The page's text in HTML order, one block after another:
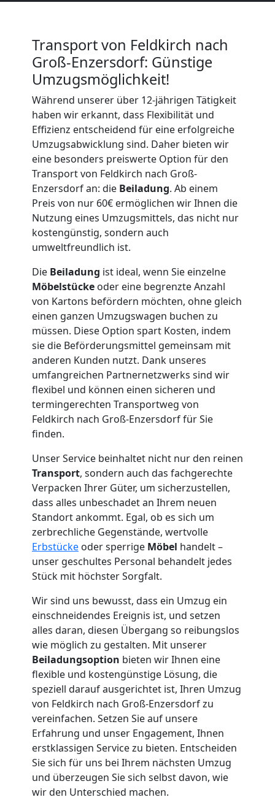
Transport von Feldkirch nach
Groß-Enzersdorf: Günstige
Umzugsmöglichkeit!
Während unserer über 12-jährigen Tätigkeit
haben wir erkannt, dass Flexibilität und
Effizienz entscheidend für eine erfolgreiche
Umzugsabwicklung sind. Daher bieten wir
eine besonders preiswerte Option für den
Transport von Feldkirch nach Groß-
Enzersdorf an: die Beiladung. Ab einem
Preis von nur 60€ ermöglichen wir Ihnen die
Nutzung eines Umzugsmittels, das nicht nur
kostengünstig, sondern auch
umweltfreundlich ist.
Die Beiladung ist ideal, wenn Sie einzelne
Möbelstücke oder eine begrenzte Anzahl
von Kartons befördern möchten, ohne gleich
einen ganzen Umzugswagen buchen zu
müssen. Diese Option spart Kosten, indem
sie die Beförderungsmittel gemeinsam mit
anderen Kunden nutzt. Dank unseres
umfangreichen Partnernetzwerks sind wir
flexibel und können einen sicheren und
termingerechten Transportweg von
Feldkirch nach Groß-Enzersdorf für Sie
finden.
Unser Service beinhaltet nicht nur den reinen
Transport, sondern auch das fachgerechte
Verpacken Ihrer Güter, um sicherzustellen,
dass alles unbeschadet an Ihrem neuen
Standort ankommt. Egal, ob es sich um
zerbrechliche Gegenstände, wertvolle
Erbstücke oder sperrige Möbel handelt –
unser geschultes Personal behandelt jedes
Stück mit höchster Sorgfalt.
Wir sind uns bewusst, dass ein Umzug ein
einschneidendes Ereignis ist, und setzen
alles daran, diesen Übergang so reibungslos
wie möglich zu gestalten. Mit unserer
Beiladungsoption bieten wir Ihnen eine
flexible und kostengünstige Lösung, die
speziell darauf ausgerichtet ist, Ihren Umzug
von Feldkirch nach Groß-Enzersdorf zu
vereinfachen. Setzen Sie auf unsere
Erfahrung und unser Engagement, Ihnen
erstklassigen Service zu bieten. Entscheiden
Sie sich für uns bei Ihrem nächsten Umzug
und überzeugen Sie sich selbst davon, wie
wir den Unterschied machen.
LKW
Möbellift
Feldkirch
Übersiedlung
Feldkirch
Klaviertransport
Feldkirch
Privatumzug
Feldkirch
Tresortransport
Feldkirch
Umzug
für
Senioren
Feldkirch
Fernumzug
Feldkirch
Firmenumzug